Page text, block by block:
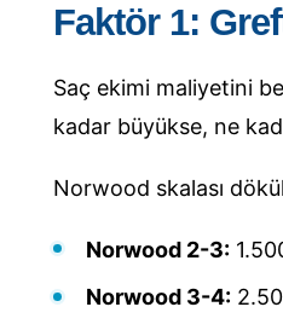
Faktör 1:
Saç ekimi maliyetini
kadar büyükse, ne
Norwood skalası
Norwood 2-3:
Norwood 3-4: